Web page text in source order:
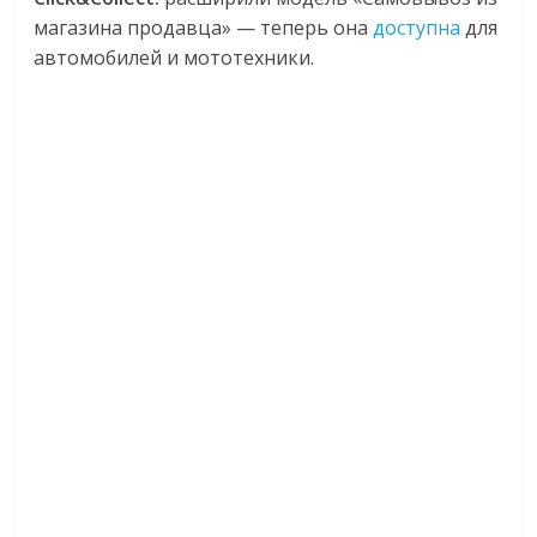
магазина продавца» — теперь онадоступна для
автомобилей и мототехники.